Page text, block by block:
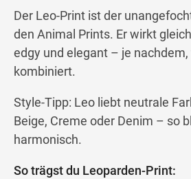
Der Leo-Print ist der
den Animal Prints. Er wirkt
edgy und elegant – je
kombiniert.
Style-Tipp: Leo liebt neutrale
Beige, Creme oder Denim – so
harmonisch.
So trägst du Leoparden-Print: